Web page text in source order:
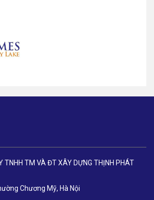
TNHH TM VÀ ĐT XÂY DỰNG THỊNH PHÁT
Chương Mỹ, Hà Nội